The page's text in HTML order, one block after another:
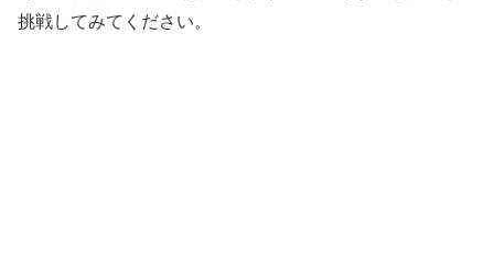
挑戦してみてください。